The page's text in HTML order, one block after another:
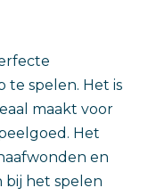
spelen. Het is
maakt voor
Het
en
bij het spelen